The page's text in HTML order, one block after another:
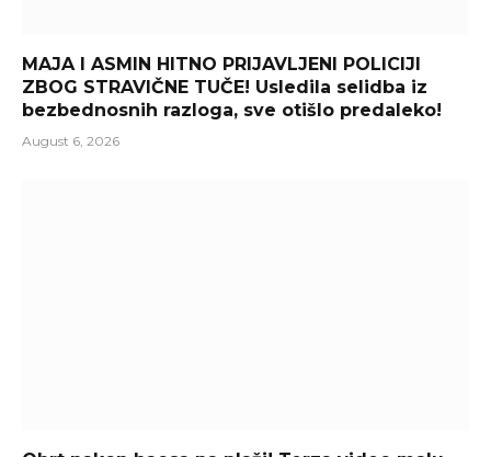
MAJA I ASMIN HITNO PRIJAVLJENI POLICIJI
ZBOG STRAVIČNE TUČE! Usledila selidba iz
bezbednosnih razloga, sve otišlo predaleko!
August 6, 2026